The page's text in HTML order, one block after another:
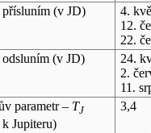
přísluním (vJD)
4.
12.
22.
odsluním (vJD)
24.
2.
11.
parametr – TJ
Jupiteru)
3,4